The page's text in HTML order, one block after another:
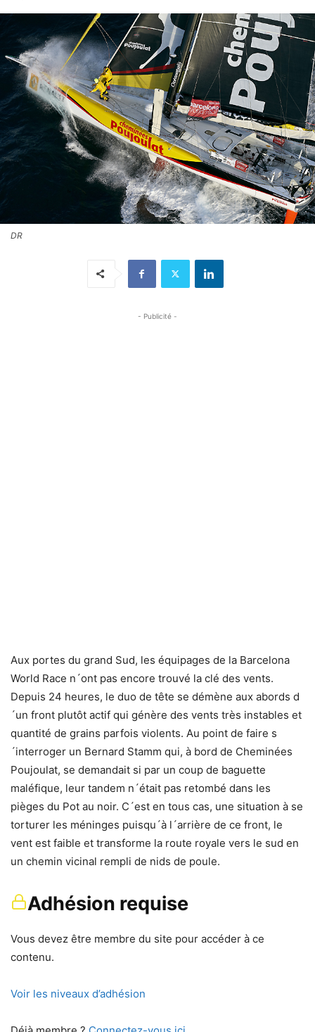
DR
- Publicité -
Aux portes du grand Sud, les équipages de la Barcelona
World Race n´ont pas encore trouvé la clé des vents.
Depuis 24 heures, le duo de tête se démène aux abords d
´un front plutôt actif qui génère des vents très instables et
quantité de grains parfois violents. Au point de faire s
´interroger un Bernard Stamm qui, à bord de Cheminées
Poujoulat, se demandait si par un coup de baguette
maléfique, leur tandem n´était pas retombé dans les
pièges du Pot au noir. C´est en tous cas, une situation à se
torturer les méninges puisqu´à l´arrière de ce front, le
vent est faible et transforme la route royale vers le sud en
un chemin vicinal rempli de nids de poule.
Adhésion requise
Vous devez être membre du site pour accéder à ce
contenu.
Voir les niveaux d’adhésion